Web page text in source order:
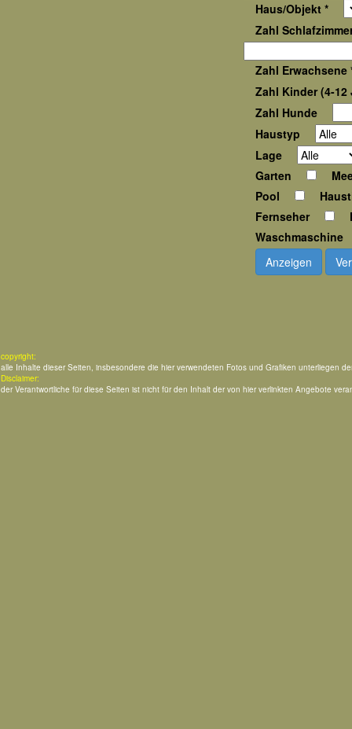
Haus/Objekt *
Zahl
Zahl Erwachsene
Zahl Kinder (4-12
Zahl Hunde
Haustyp
Lage
Garten
Pool
Fernseher
Waschmaschine
Anzeigen
copyright:
alle Inhalte dieser Seiten, insbesondere die hier verwendeten Fotos und Grafiken unterliegen
Disclaimer:
der Verantwortliche für diese Seiten ist nicht für den Inhalt der von hier verlinkten Angebote